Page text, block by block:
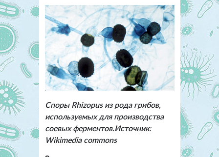
Споры Rhizopus из рода грибов,
используемых для производства
соевых ферментов.Источник:
Wikimedia commons